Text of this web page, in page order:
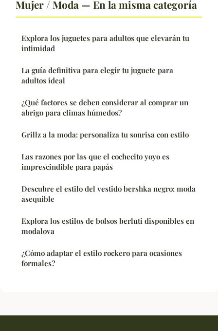
Mujer / Moda — En la misma categoría
Explora los juguetes para adultos que elevarán tu
intimidad
La guía definitiva para elegir tu juguete para
adultos ideal
¿Qué factores se deben considerar al comprar un
abrigo para climas húmedos?
Grillz a la moda: personaliza tu sonrisa con estilo
Las razones por las que el cochecito yoyo es
imprescindible para papás
Descubre el estilo del vestido bershka negro: moda
asequible
Explora los estilos de bolsos berluti disponibles en
modalova
¿Cómo adaptar el estilo rockero para ocasiones
formales?